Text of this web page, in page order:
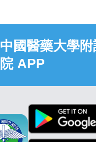
中國醫藥大學
院 APP